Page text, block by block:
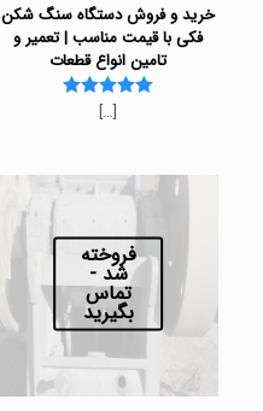
خرید و فروش دستگاه سنگ شکن
فکی با قیمت مناسب | تعمیر و
تامین انواع قطعات
Rated
[…]
فروخته
شد -
تماس
بگیرید